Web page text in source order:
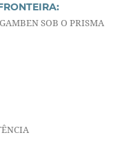
SOB O PRISMA